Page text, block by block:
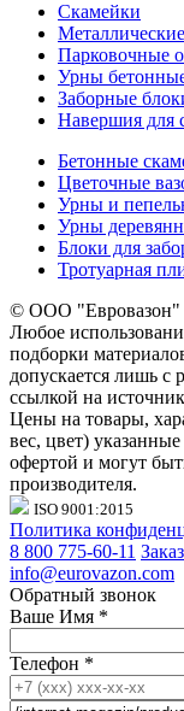
Скамейки
Парковочные
Урны
Заборные
Навершия для
Бетонные
Цветочные
Урны и
Урны
Блоки для
Тротуарная
© ООО "Евровазон"
Любое
подборки
допускается лишь с
ссылкой на
Цены на товары,
вес, цвет)
офертой и могут
производителя.
ISO 9001:2015
Политика
8 800 775-60-11
info@eurovazon.com
Обратный звонок
Ваше Имя *
Телефон *